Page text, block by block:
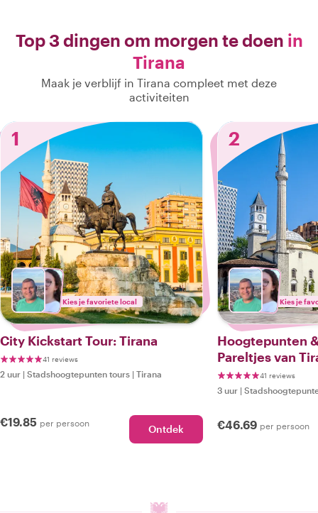
Top 3 dingen om morgen te doen in
Tirana
Maak je verblijf in Tirana compleet met deze
activiteiten
1
Kies je favoriete local
City Kickstart Tour: Tirana
41 reviews
2 uur | Stadshoogtepunten tours | Tirana
€19.85 per persoon Ontdek
2
Kies je
Hoogtepunten
Pareltjes van
41 reviews
3 uur |
€46.69 per persoon